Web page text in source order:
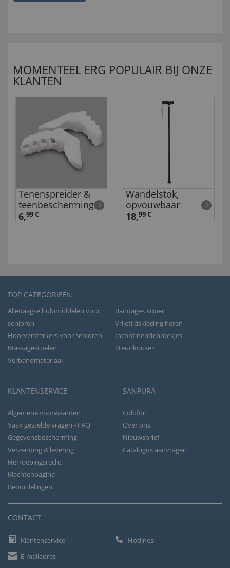
MOMENTEEL ERG POPULAIR BIJ ONZE
KLANTEN
Tenenspreider &
teenbescherming
6,99 €
Wandelstok,
opvouwbaar
18,99 €
TOP CATEGORIEËN
Alledaagse hulpmiddelen voor
senioren
Bandages kopen
Vrijetijdskleding heren
Hoorversterkers voor senioren
Incontinentiebroekjes
Massagestoelen
Steunkousen
Verbandmateriaal
KLANTENSERVICE
Algemene voorwaarden
Vaak gestelde vragen - FAQ
Gegevensbescherming
Verzending & levering
Herroepingsrecht
Klachtenpagina
Beoordelingen
SANPURA
Colofon
Over ons
Nieuwsbrief
Catalogus aanvragen
CONTACT
Klantenservice
Hotlines
E-mailadres